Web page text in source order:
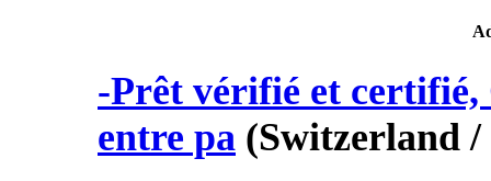
-Prêt vérifié et certifié,
entre pa (Switzerland